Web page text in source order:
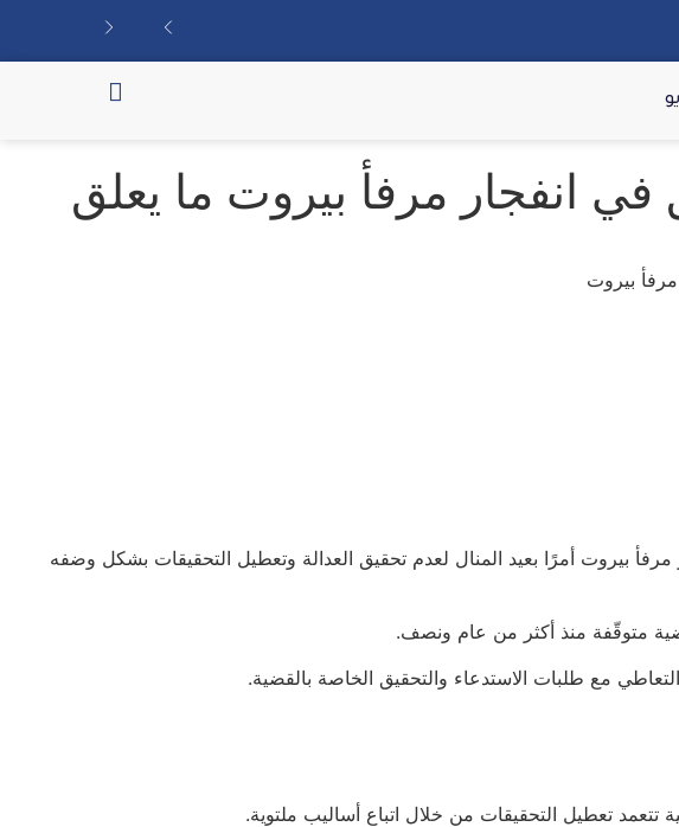
انفجار مرفأ بيروت ما يعلق
بيروت أمرًا بعيد المنال لعدم تحقيق العدالة وتعطيل التحقيقات بشكل وضفه
متوقّفة منذ أكثر من عام ونصف.
مع طلبات الاستدعاء والتحقيق الخاصة بالقضية.
تعطيل التحقيقات من خلال اتباع أساليب ملتوية.